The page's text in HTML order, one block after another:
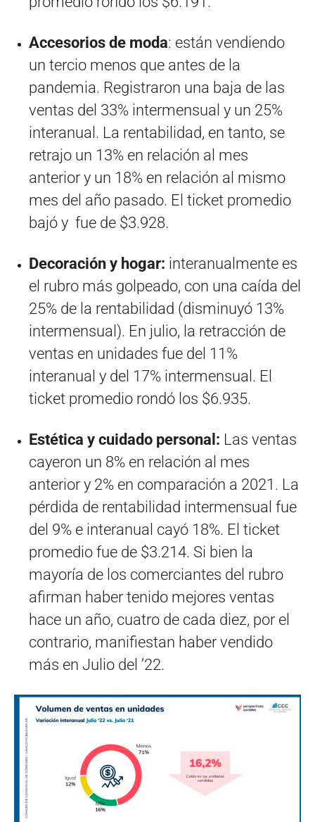
Accesorios de moda: están vendiendo
un tercio menos que antes de la
pandemia. Registraron una baja de las
ventas del 33% intermensual y un 25%
interanual. La rentabilidad, en tanto, se
retrajo un 13% en relación al mes
anterior y un 18% en relación al mismo
mes del año pasado. El ticket promedio
bajó y fue de $3.928.
Decoración y hogar: interanualmente es
el rubro más golpeado, con una caída del
25% de la rentabilidad (disminuyó 13%
intermensual). En julio, la retracción de
ventas en unidades fue del 11%
interanual y del 17% intermensual. El
ticket promedio rondó los $6.935.
Estética y cuidado personal: Las ventas
cayeron un 8% en relación al mes
anterior y 2% en comparación a 2021. La
pérdida de rentabilidad intermensual fue
del 9% e interanual cayó 18%. El ticket
promedio fue de $3.214. Si bien la
mayoría de los comerciantes del rubro
afirman haber tenido mejores ventas
hace un año, cuatro de cada diez, por el
contrario, manifiestan haber vendido
más en Julio del ’22.